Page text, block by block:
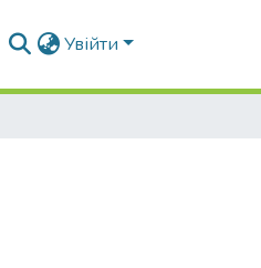
Увійти